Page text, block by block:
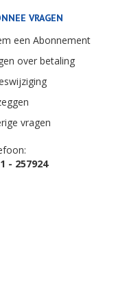
VRAGEN
een Abonnement
over betaling
vragen
- 257924